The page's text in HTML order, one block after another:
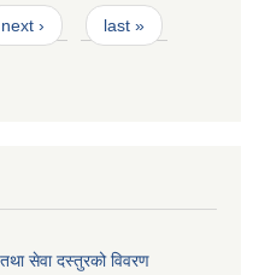
next › last »
सेवा दस्तुरको विवरण